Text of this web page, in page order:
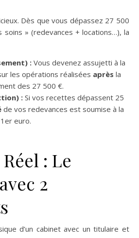
Dès que vous dépassez 27 500
» (redevances + locations…), la
: Vous devenez assujetti à la
les opérations réalisées après la
des 27 500 €.
: Si vos recettes dépassent 25
de vos redevances est soumise à la
euro.
: Le
2
d’un cabinet avec un titulaire et